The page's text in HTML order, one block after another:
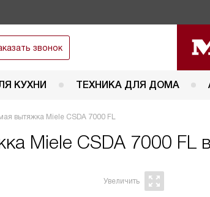
звонок
КУХНИ ТЕХНИКА ДЛЯ ДОМА
вытяжка Miele CSDA 7000 FL
Miele CSDA 7000 FL